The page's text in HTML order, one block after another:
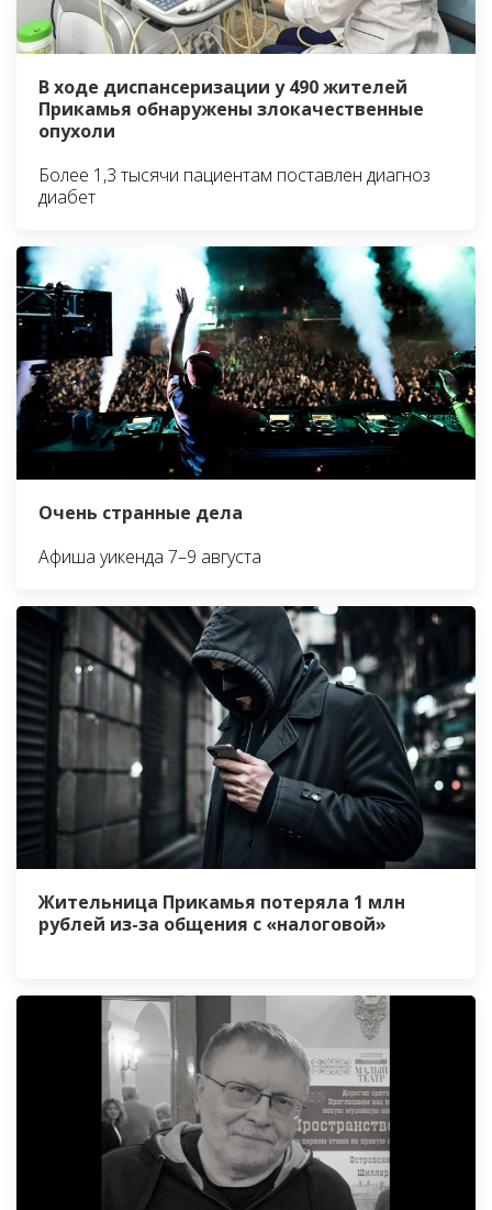
В ходе диспансеризации у 490 жителей
Прикамья обнаружены злокачественные
опухоли
Более 1,3 тысячи пациентам поставлен диагноз
диабет
Очень странные дела
Афиша уикенда 7–9 августа
Жительница Прикамья потеряла 1 млн
рублей из-за общения с «налоговой»